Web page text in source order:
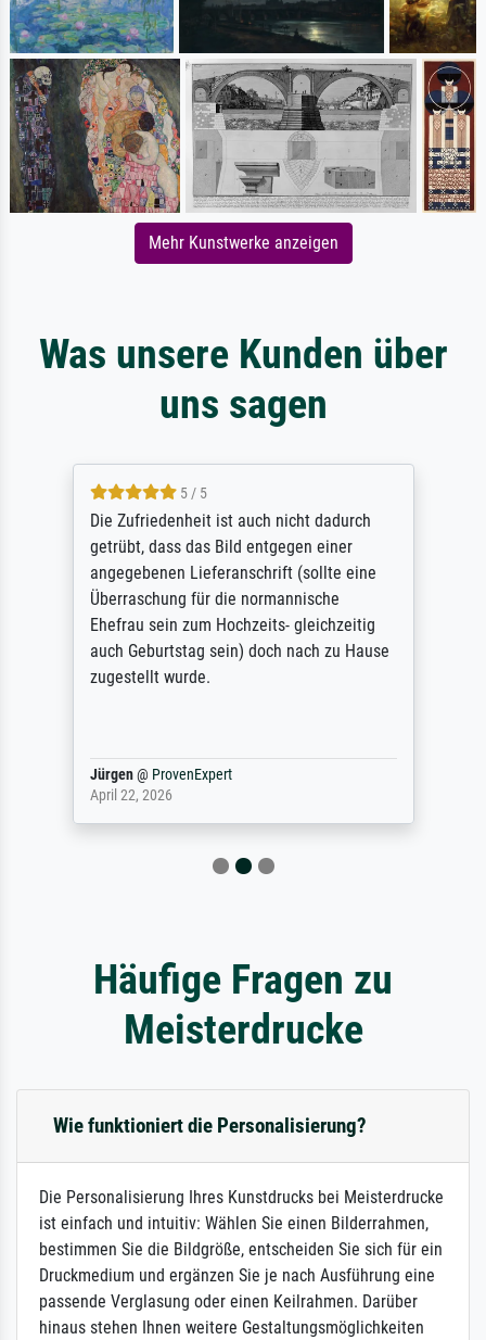
Mehr Kunstwerke anzeigen
Was unsere Kunden über
uns sagen
5 / 5
Die Zufriedenheit ist auch nicht dadurch
getrübt, dass das Bild entgegen einer
angegebenen Lieferanschrift (sollte eine
Überraschung für die normannische
Ehefrau sein zum Hochzeits- gleichzeitig
auch Geburtstag sein) doch nach zu Hause
zugestellt wurde.
Jürgen@ ProvenExpert
April 22, 2026
Häufige Fragen zu
Meisterdrucke
Wie funktioniert die Personalisierung?
Die Personalisierung Ihres Kunstdrucks bei Meisterdrucke
ist einfach und intuitiv: Wählen Sie einen Bilderrahmen,
bestimmen Sie die Bildgröße, entscheiden Sie sich für ein
Druckmedium und ergänzen Sie je nach Ausführung eine
passende Verglasung oder einen Keilrahmen. Darüber
hinaus stehen Ihnen weitere Gestaltungsmöglichkeiten